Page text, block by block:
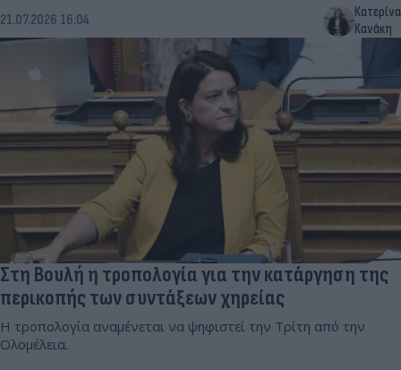
21.07.2026 16:04
Κατερίνα
Κανάκη
Στη Βουλή η τροπολογία για την κατάργηση της
περικοπής των συντάξεων χηρείας
Η τροπολογία αναμένεται να ψηφιστεί την Τρίτη από την
Ολομέλεια.